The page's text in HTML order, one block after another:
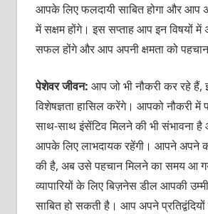
आपके लिए फलदायी साबित होगा और आप
में सक्षम होंगे। इस सप्‍ताह आप इन विषयों
सफल होंगे और आप अपनी क्षमता को पहचान
पेशेवर जीवन: आप जो भी नौकरी कर रहे
विशेषज्ञता हासिल करेंगे। आपको नौकरी में
साथ-साथ इंसेंटिव मिलने की भी संभावना
आपके लिए लाभदायक रहेंगी। आपने अपने
की है, अब उसे पहचान मिलने का समय आ
व्‍यापारियों के लिए बिज़नेस डील आपकी
साबित हो सकती है। आप अपने